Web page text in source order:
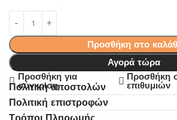
Προσθήκη στο
Αγορά τώρα
Προσθήκη για
σύγκριση
Προσθήκη
επιθυμιών
Πολιτική αποστολών
Πολιτική επιστροφών